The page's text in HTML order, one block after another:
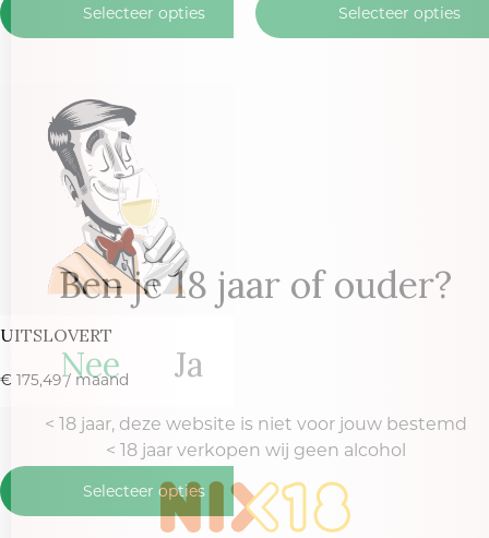
Selecteer opties Selecteer opties
UITSLOVERT
€ 175,49 / maand
Selecteer opties
Ben je 18 jaar of ouder?
Nee Ja
< 18 jaar, deze website is niet voor jouw bestemd
< 18 jaar verkopen wij geen alcohol